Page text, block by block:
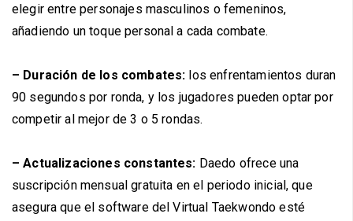
elegir entre personajes masculinos o femeninos,
añadiendo un toque personal a cada combate.
– Duración de los combates: los enfrentamientos duran
90 segundos por ronda, y los jugadores pueden optar por
competir al mejor de 3 o 5 rondas.
– Actualizaciones constantes: Daedo ofrece una
suscripción mensual gratuita en el periodo inicial, que
asegura que el software del Virtual Taekwondo esté